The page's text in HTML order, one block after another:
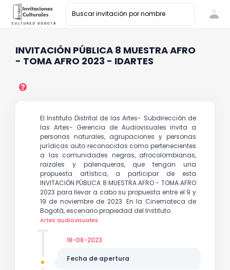
INVITACIÓN PÚBLICA 8 MUESTRA AFRO
- TOMA AFRO 2023 - IDARTES
El Instituto Distrital de las Artes- Subdirección de
las Artes- Gerencia de Audiovisuales invita a
personas naturales, agrupaciones y personas
jurídicas auto reconocidas como pertenecientes
a las comunidades negras, afrocolombianas,
raizales y palenqueras, que tengan una
propuesta artística, a participar de esta
INVITACIÓN PÚBLICA 8 MUESTRA AFRO - TOMA AFRO
2023 para llevar a cabo su propuesta entre el 9 y
19 de noviembre de 2023. En la Cinemateca de
Bogotá, escenario propiedad del Instituto.
Artes audiovisuales
18-08-2023
Fecha de apertura